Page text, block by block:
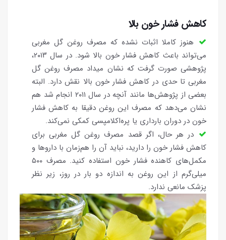
کاهش فشار خون بالا
هنوز کاملا اثبات نشده که مصرف روغن گل مغربی
می‌تواند باعث کاهش فشار خون بالا شود. در سال ۲۰۱۳،
پژوهشی صورت گرفت که نشان میداد مصرف روغن گل
مغربی تا حدی در کاهش فشار خون بالا نقش دارد. البته
بعضی از پژوهش‌ها مانند آنچه در سال ۲۰۱۱ انجام شد هم
نشان می‌دهد که مصرف این روغن دقیقا به کاهش فشار
خون در دوران بارداری یا پره‌اکلامپسی کمکی نمی‌کند.
در هر حال، اگر قصد مصرف روغن گل مغربی برای
کاهش فشار خون را دارید، نباید آن را هم‌زمان با داروها و
مکمل‌های کاهنده فشار خون استفاده کنید. مصرف ۵۰۰
میلی‌گرم از این روغن به اندازه دو بار در روز، زیر نظر
پزشک مانعی ندارد.